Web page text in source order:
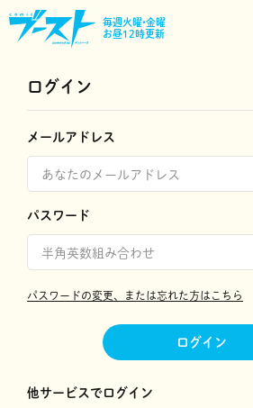
毎週火曜•金曜
お昼12時更新
ログイン
メールアドレス
パスワード
パスワードの変更、または忘れた方はこちら
ログイン
他サービスでログイン